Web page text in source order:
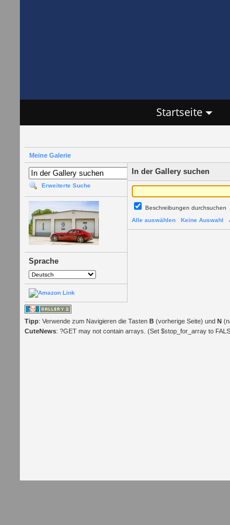
Startseite
Meine Galerie
Erweiterte Suche
Sprache
In der Gallery suchen
Beschreibungen durchsuchen
Alle auswählen
Keine Auswahl
Tipp: Verwende zum Navigieren die Tasten B(vorherige Seite) und N
CuteNews: ?GET may not contain arrays. (Set $stop_for_array to